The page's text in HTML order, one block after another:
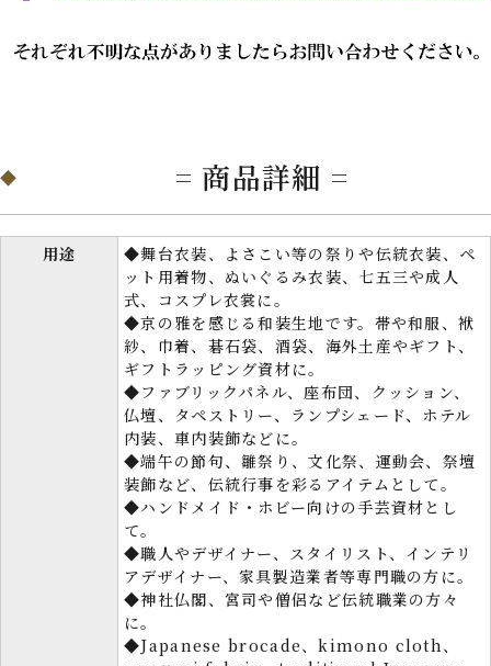
= 商品詳細 =
用途
◆舞台衣装、よさこい等の祭りや伝統衣装、ペ
ット用着物、ぬいぐるみ衣装、七五三や成人
式、コスプレ衣裳に。
◆京の雅を感じる和装生地です。帯や和服、袱
紗、巾着、碁石袋、酒袋、海外土産やギフト、
ギフトラッピング資材に。
◆ファブリックパネル、座布団、クッション、
仏壇、タペストリー、ランプシェード、ホテル
内装、車内装飾などに。
◆端午の節句、雛祭り、文化祭、運動会、祭壇
装飾など、伝統行事を彩るアイテムとして。
◆ハンドメイド・ホビー向けの手芸資材とし
て。
◆職人やデザイナー、スタイリスト、インテリ
アデザイナー、家具製造業者等専門職の方に。
◆神社仏閣、宮司や僧侶など伝統職業の方々
に。
◆Japanese brocade、kimono cloth、